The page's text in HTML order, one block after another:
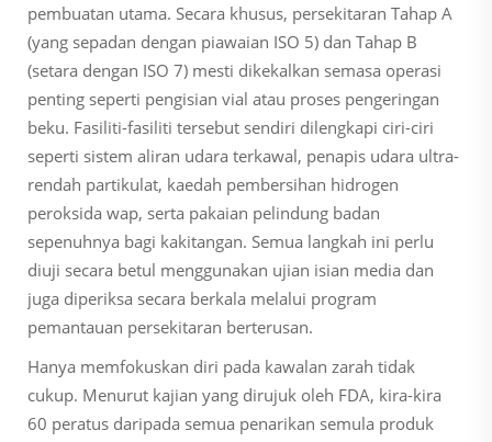
pembuatan utama. Secara khusus, persekitaran Tahap A
(yang sepadan dengan piawaian ISO 5) dan Tahap B
(setara dengan ISO 7) mesti dikekalkan semasa operasi
penting seperti pengisian vial atau proses pengeringan
beku. Fasiliti-fasiliti tersebut sendiri dilengkapi ciri-ciri
seperti sistem aliran udara terkawal, penapis udara ultra-
rendah partikulat, kaedah pembersihan hidrogen
peroksida wap, serta pakaian pelindung badan
sepenuhnya bagi kakitangan. Semua langkah ini perlu
diuji secara betul menggunakan ujian isian media dan
juga diperiksa secara berkala melalui program
pemantauan persekitaran berterusan.
Hanya memfokuskan diri pada kawalan zarah tidak
cukup. Menurut kajian yang dirujuk oleh FDA, kira-kira
60 peratus daripada semua penarikan semula produk